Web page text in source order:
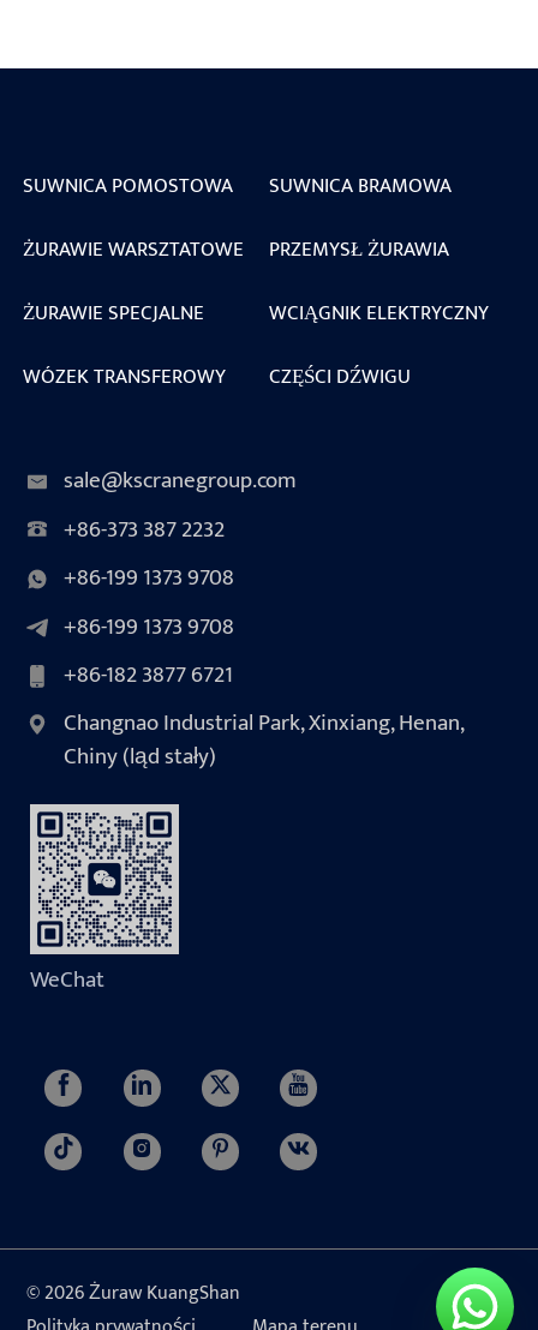
SUWNICA POMOSTOWA
SUWNICA BRAMOWA
ŻURAWIE WARSZTATOWE
PRZEMYSŁ ŻURAWIA
ŻURAWIE SPECJALNE
WCIĄGNIK ELEKTRYCZNY
WÓZEK TRANSFEROWY
CZĘŚCI DŹWIGU
sale@kscranegroup.com
+86-373 387 2232
+86-199 1373 9708
+86-199 1373 9708
+86-182 3877 6721
Changnao Industrial Park, Xinxiang, Henan,
Chiny (ląd stały)
WeChat
© 2026 Żuraw KuangShan